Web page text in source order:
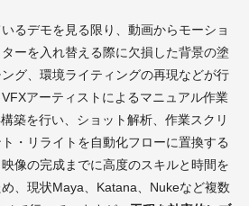
るデモを見る限り、動画からモーショ
ーを入れ替える際に欠損した背景の塗
グ、環境ライティングの再現などが行
アーティストによるマニュアル作業
築を行い、ショット解析、作業スクリ
・リライトを自動化フローに置換する
像の完成までに高度のスキルと時間を
、現状Maya、Katana、Nukeなど複数